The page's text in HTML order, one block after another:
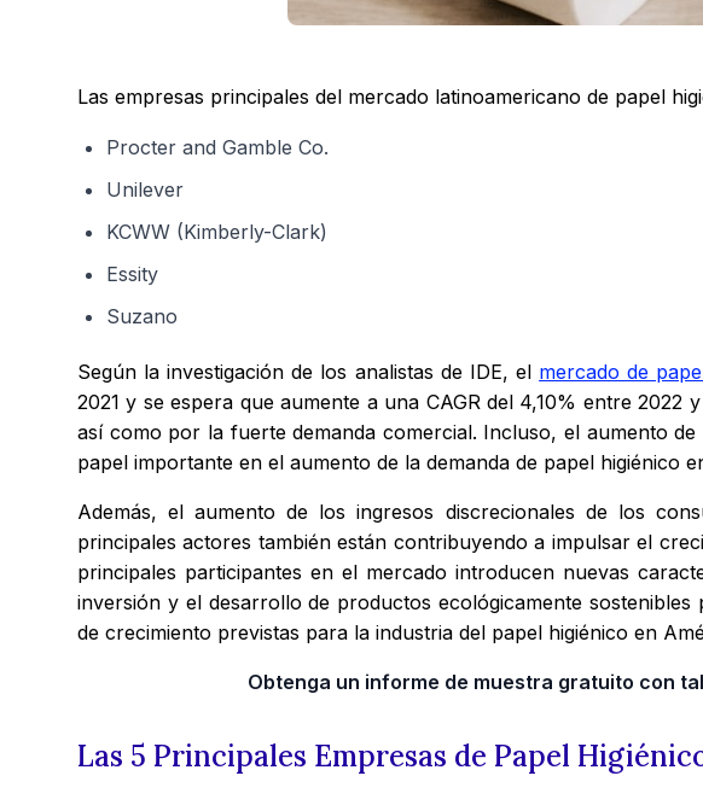
Las empresas principales del mercado latinoamericano de papel
Procter and Gamble Co.
Unilever
KCWW (Kimberly-Clark)
Essity
Suzano
Según la investigación de los analistas de IDE, el mercado de
2021 y se espera que aumente a una CAGR del 4,10% entre
así como por la fuerte demanda comercial. Incluso, el aumento
papel importante en el aumento de la demanda de papel higiénico
Además, el aumento de los ingresos discrecionales de los
principales actores también están contribuyendo a impulsar el
principales participantes en el mercado introducen nuevas
inversión y el desarrollo de productos ecológicamente
de crecimiento previstas para la industria del papel higiénico en
Obtenga un informe de muestra gratuito con
Las 5 Principales Empresas de Papel